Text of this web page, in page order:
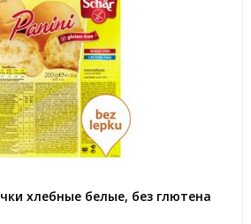
хлебные белые, без глютена